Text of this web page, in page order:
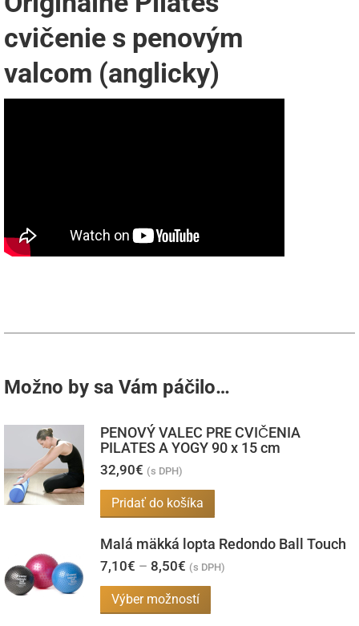
cvičenie s penovým
valcom (anglicky)
Možno by sa Vám páčilo…
PENOVÝ VALEC PRE CVIČENIA
PILATES A YOGY 90 x 15 cm
32,90€ (s DPH)
Pridať do košíka
Malá mäkká lopta Redondo Ball Touch
7,10€ – 8,50€ Price
7,10€
through
(s DPH)
Výber možností
produkt